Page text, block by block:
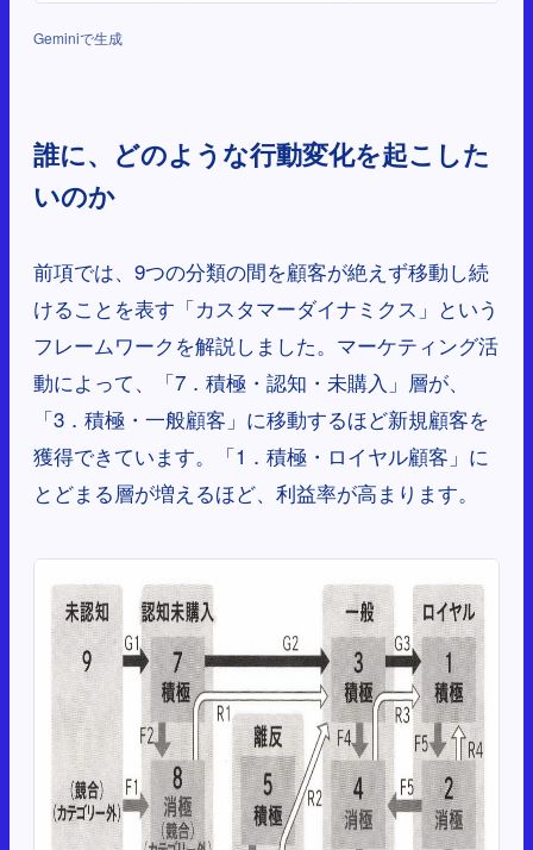
Geminiで生成
誰に、どのような行動変化を起こした
いのか
前項では、9つの分類の間を顧客が絶えず移動し続
けることを表す「カスタマーダイナミクス」という
フレームワークを解説しました。マーケティング活
動によって、「7．積極・認知・未購入」層が、
「3．積極・一般顧客」に移動するほど新規顧客を
獲得できています。「1．積極・ロイヤル顧客」に
とどまる層が増えるほど、利益率が高まります。